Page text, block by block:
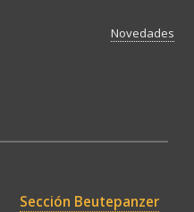
Novedades
Sección Beutepanzer